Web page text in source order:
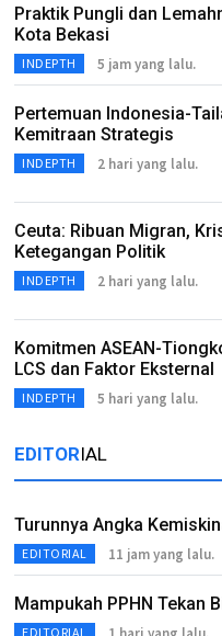
Praktik Pungli dan
Kota Bekasi
INDEPTH 5 jam yang lalu.
Pertemuan Indonesia-
Kemitraan Strategis
INDEPTH 2 hari yang lalu.
Ceuta: Ribuan Migran,
Ketegangan Politik
INDEPTH 2 hari yang lalu.
Komitmen ASEAN-
LCS dan Faktor Eksternal
INDEPTH 5 hari yang lalu.
EDITORIAL
Turunnya Angka
EDITORIAL 11 jam yang lalu.
Mampukah PPHN Tekan
EDITORIAL